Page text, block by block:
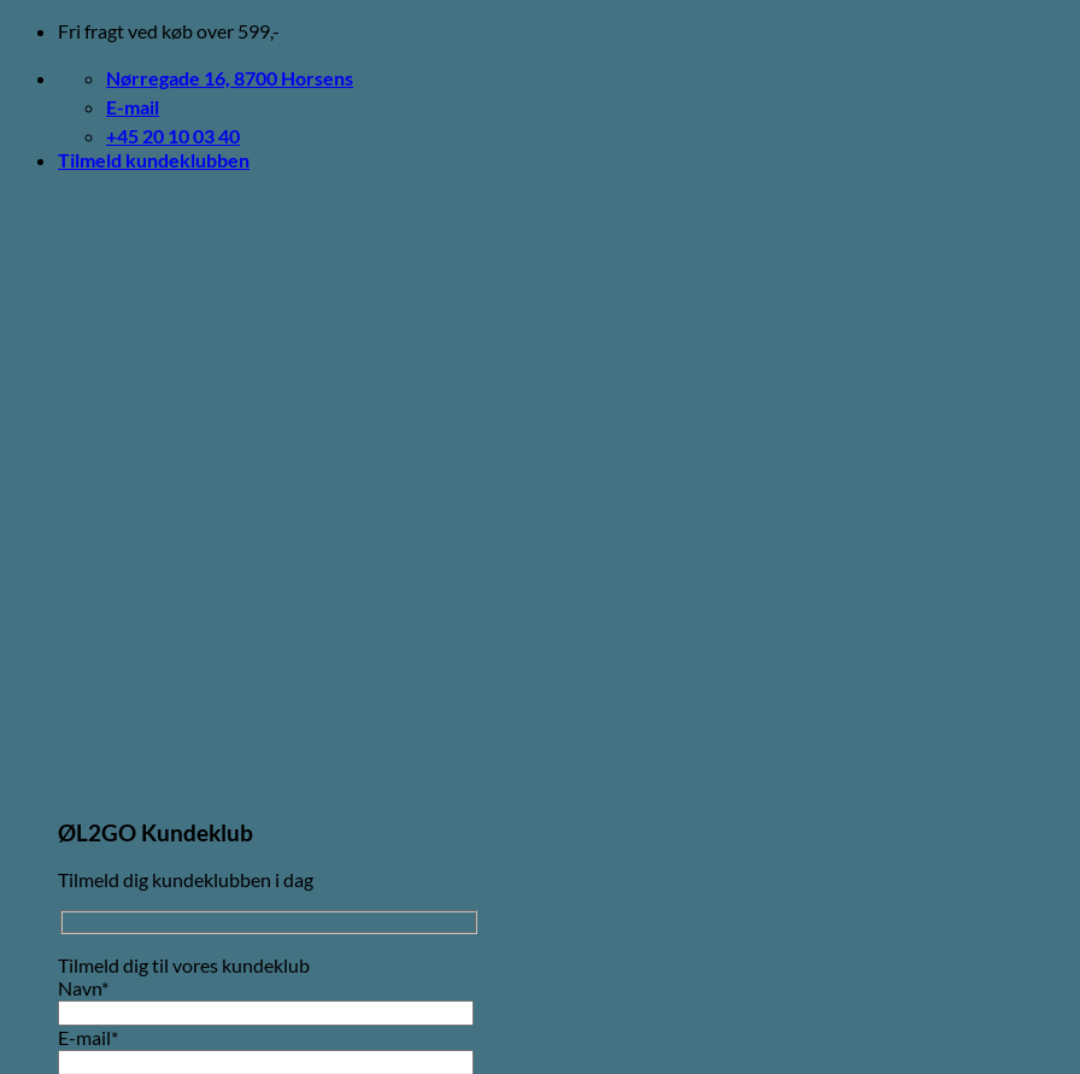
Fortsæt
indhold
Fri fragt ved køb over 599,-
Nørregade 16, 8700 Horsens
E-mail
+45 20 10 03 40
Tilmeld kundeklubben
ØL2GO Kundeklub
Tilmeld dig kundeklubben i dag
Tilmeld dig til vores kundeklub
Navn*
E-mail*